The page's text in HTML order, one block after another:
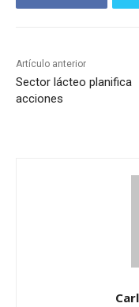
Artículo anterior
Sector lácteo planifica
acciones